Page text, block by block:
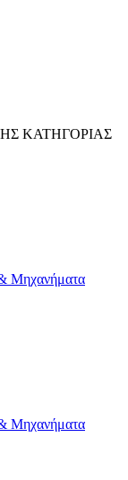
ΚΑΤΗΓΟΡΙΑΣ
Μηχανήματα
Μηχανήματα